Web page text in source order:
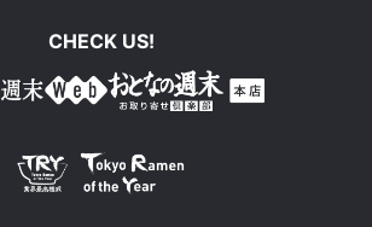
CHECK US!